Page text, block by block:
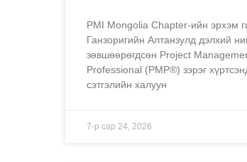
PMI Mongolia Chapter-ийн эрхэм
Ганзоригийн Алтанзулд дэлхий
зөвшөөрөгдсөн Project
Professional (PMP®) зэрэг
сэтгэлийн халуун
7-р сар 24, 2026